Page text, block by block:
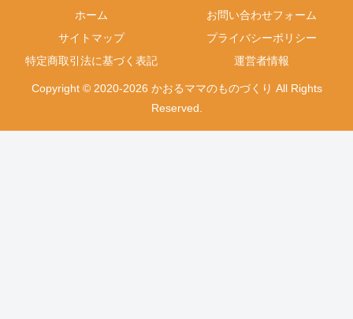
ホーム
お問い合わせフォーム
サイトマップ
プライバシーポリシー
特定商取引法に基づく表記
運営者情報
Copyright © 2020-2026 かおるママのものづくり All Rights
Reserved.